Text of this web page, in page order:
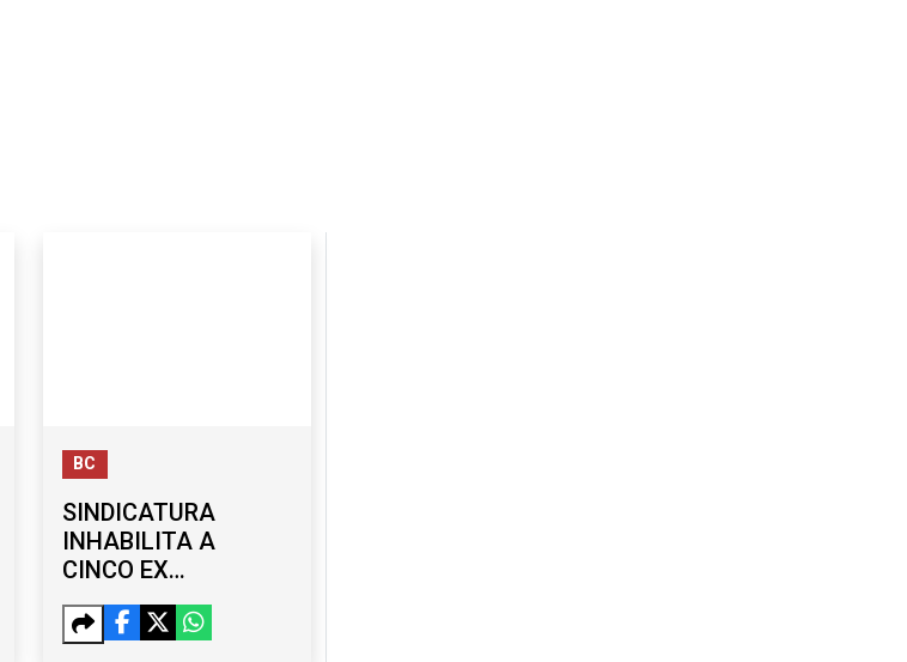
BC
SINDICATURA
INHABILITA A
CINCO EX
FUNCIONARIOS DEL
GOBIERNO DE